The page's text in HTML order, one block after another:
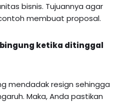
bisnis. Tujuannya agar
membuat proposal.
ketika ditinggal
mendadak resign sehingga
Maka, Anda pastikan